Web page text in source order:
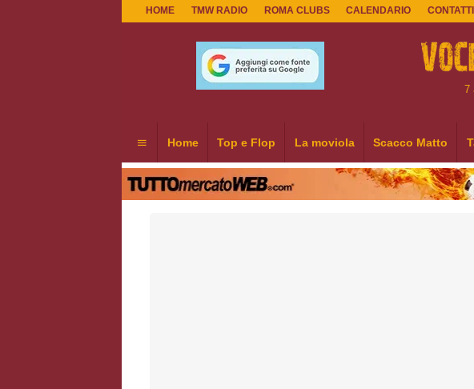
HOME TMW RADIO ROMA CLUBS CALENDARIO CONTATTI
7
Home Top e Flop La moviola Scacco Matto